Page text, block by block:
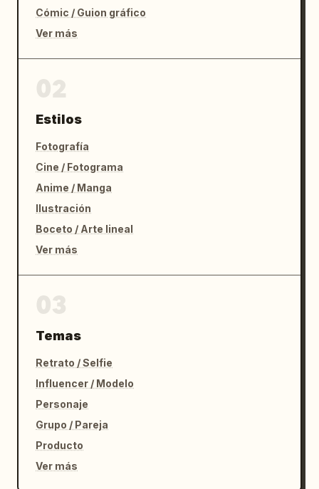
Cómic / Guion gráfico
Ver más
Estilos
Fotografía
Cine / Fotograma
Anime / Manga
Ilustración
Boceto / Arte lineal
Ver más
Temas
Retrato / Selfie
Influencer / Modelo
Personaje
Grupo / Pareja
Producto
Ver más